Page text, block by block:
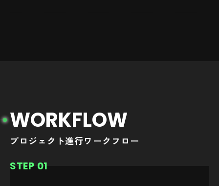
能をオフラインでも利用できます。
行えます。ネイティブアプリの強みであるプッシュ通知を
PWAを活用して実現できます。
プロジェクト進行ワークフロー
WORKFLOW
STEP 01